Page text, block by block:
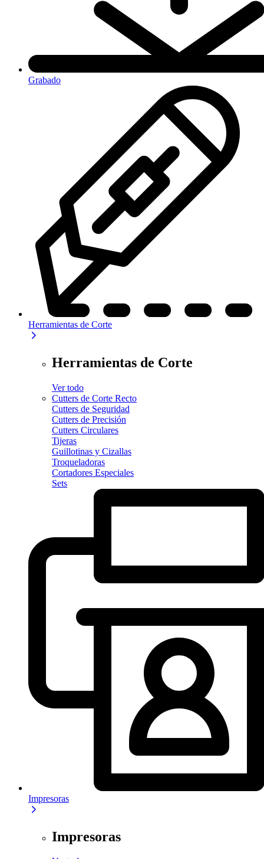
Grabado
Herramientas de Corte
Herramientas de Corte
Ver todo
Cutters de Corte Recto
Cutters de Seguridad
Cutters de Precisión
Cutters Circulares
Tijeras
Guillotinas y Cizallas
Troqueladoras
Cortadores Especiales
Sets
Impresoras
Impresoras